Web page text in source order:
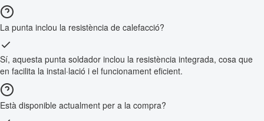
La punta inclou la resistència de calefacció?
Sí, aquesta punta soldador inclou la resistència integrada, cosa que
en facilita la instal·lació i el funcionament eficient.
Està disponible actualment per a la compra?